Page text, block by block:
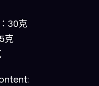
30克
克